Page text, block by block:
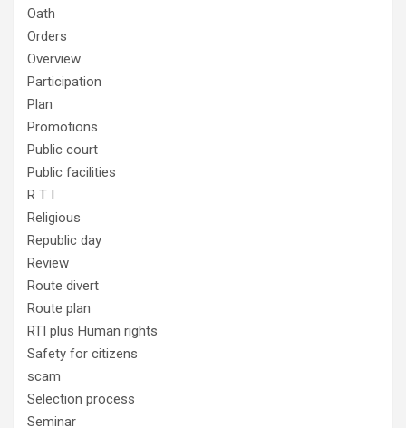
Oath
Orders
Overview
Participation
Plan
Promotions
Public court
Public facilities
R T I
Religious
Republic day
Review
Route divert
Route plan
RTI plus Human rights
Safety for citizens
scam
Selection process
Seminar